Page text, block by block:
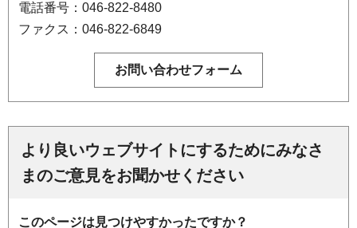
電話番号：046-822-8480
ファクス：046-822-6849
より良いウェブサイトにするためにみなさ
まのご意見をお聞かせください
このページは見つけやすかったですか？